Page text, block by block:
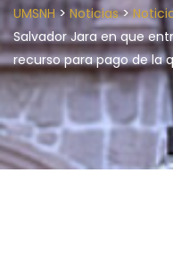
UMSNH> Noticias>
Salvador Jara en que
recurso para pago de la